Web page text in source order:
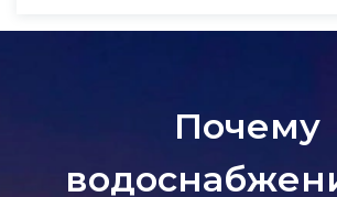
Почему